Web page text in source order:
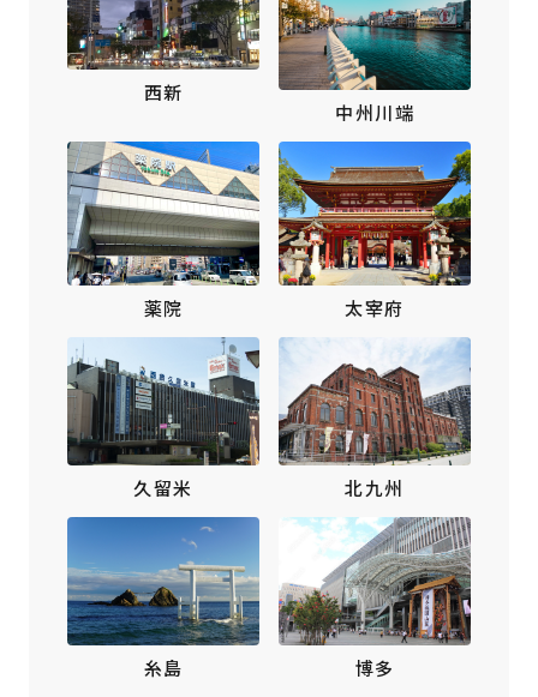
西新
中州川端
薬院 太宰府
久留米 北九州
糸島 博多